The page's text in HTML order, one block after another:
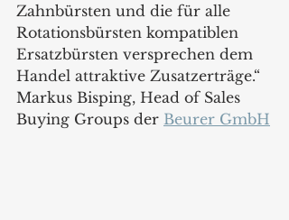
Zahnbürsten und die für alle
Rotationsbürsten kompatiblen
Ersatzbürsten versprechen dem
Handel attraktive Zusatzerträge.“
Markus Bisping, Head of Sales
Buying Groups der Beurer GmbH